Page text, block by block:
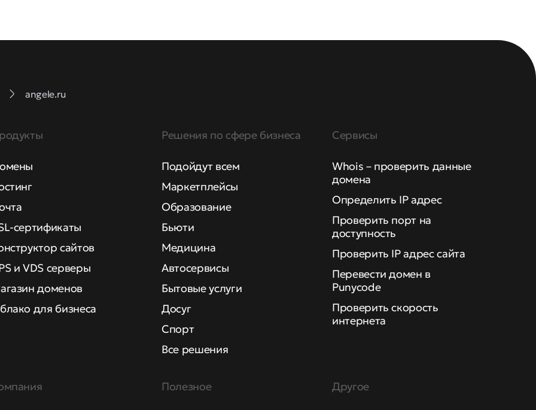
angele.ru
сертификаты
сайтов
и VDS серверы
доменов
для бизнеса
Решения по сфере бизнеса
Подойдут всем
Маркетплейсы
Образование
Бьюти
Медицина
Автосервисы
Бытовые услуги
Досуг
Спорт
Все решения
Сервисы
Whois – проверить данные
домена
Определить IP адрес
Проверить порт на
доступность
Проверить IP адрес сайта
Перевести домен в
Punycode
Проверить скорость
интернета
Полезное Другое